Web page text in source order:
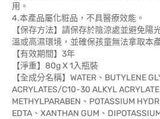
用。
4.本產品屬化粧品，不具醫療效能。
【保存方法】請保存於陰涼處並避免陽
溫或高濕環境，並確保孩童無法拿取本
【有效期間】3年
【淨重】80g X 1入瓶裝
【全成分名稱】WATER、BUTYLENE
ACRYLATES/C10-30 ALKYL ACRYLATE
METHYLPARABEN、POTASSIUM
EDTA、XANTHAN GUM、